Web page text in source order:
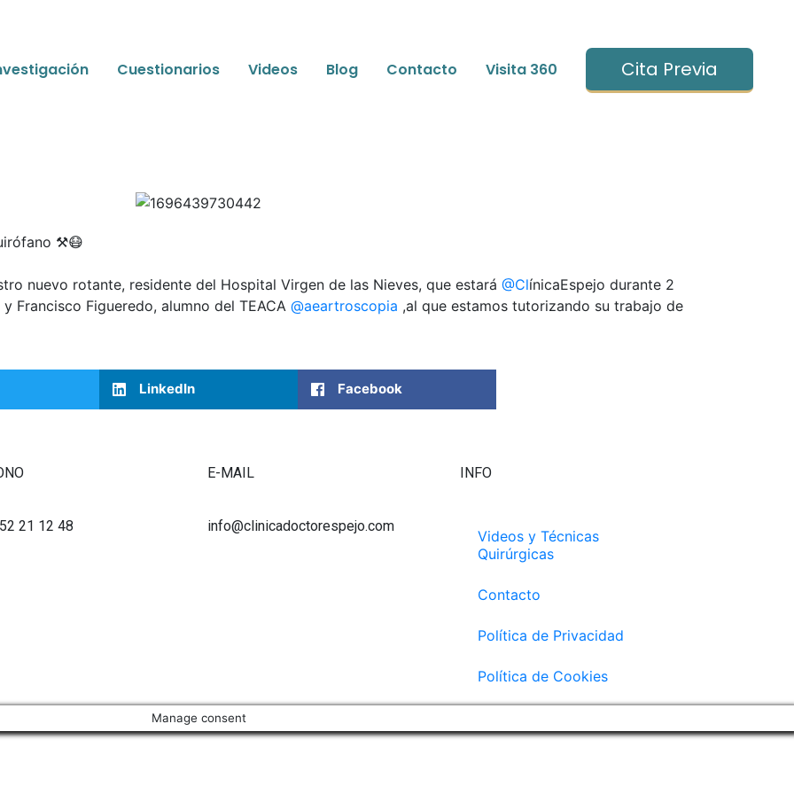
Cuestionarios Videos Blog Contacto Visita 360 Cita Previa
⚒️😷
nuevo rotante, residente del Hospital Virgen de las Nieves, que estará @ClínicaEspejo durante 2
Francisco Figueredo, alumno del TEACA @aeartroscopia ,al que estamos tutorizando su trabajo de
LinkedIn Facebook
21 12 48
E-MAIL
info@clinicadoctorespejo.com
INFO
Videos y Técnicas
Quirúrgicas
Contacto
Política de Privacidad
Política de Cookies
Manage consent